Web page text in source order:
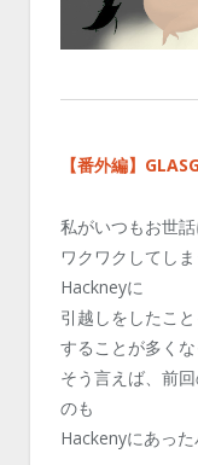
【番外編】
私がいつもお世
ワクワクしてし
Hackneyに
引越しをしたこ
することが多くな
そう言えば、前
のも
Hackenyにあっ